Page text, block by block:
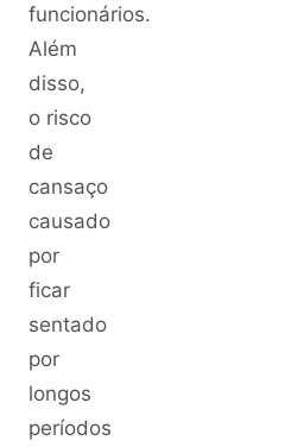
funcionários.
Além
disso,
o risco
de
cansaço
causado
por
ficar
sentado
por
longos
períodos